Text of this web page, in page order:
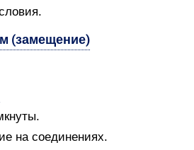
(замещение)
на соединениях.